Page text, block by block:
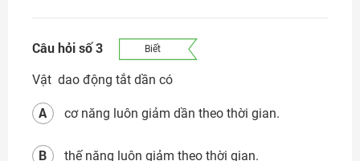
Câu hỏi số 3 Biết
Vật dao động tắt dần có
cơ năng luôn giảm dần theo thời gian.
A
thế năng luôn giảm theo thời gian.
B